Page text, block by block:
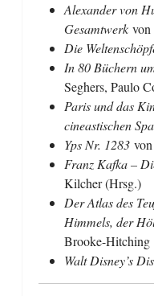
Alexander von
Gesamtwerk
Die
In 80 Büchern
Seghers, Paulo
Paris und das
cineastischen
Yps Nr. 1283
Franz Kafka –
Kilcher (Hrsg.)
Der Atlas des
Himmels, der
Brooke-Hitching
Walt Disney’s